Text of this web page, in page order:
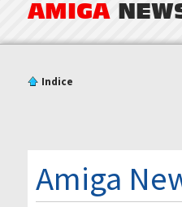
AMIGA
Indice
Amiga